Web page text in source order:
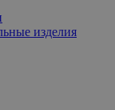
изделия